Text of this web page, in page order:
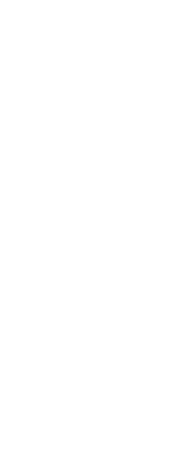
favoritos
favoritos